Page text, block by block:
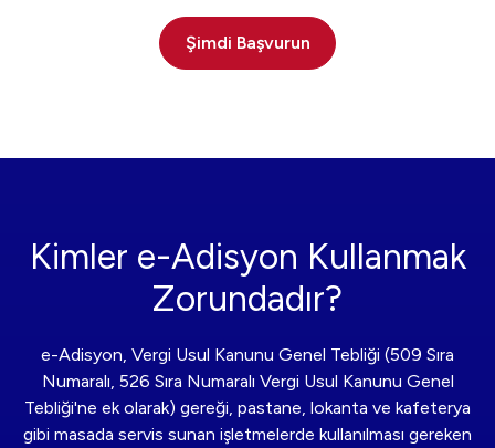
Şimdi Başvurun
Kimler e-Adisyon Kullanmak
Zorundadır?
e-Adisyon, Vergi Usul Kanunu Genel Tebliği (509 Sıra
Numaralı, 526 Sıra Numaralı Vergi Usul Kanunu Genel
Tebliği'ne ek olarak) gereği, pastane, lokanta ve kafeterya
gibi masada servis sunan işletmelerde kullanılması gereken